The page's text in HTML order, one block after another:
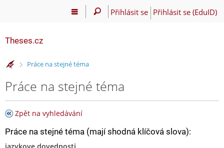
Přihlásit se Přihlásit se (EduID)
Theses.cz
>Práce na stejné téma
Práce na stejné téma
Zpět na vyhledávání
Práce na stejné téma (mají shodná klíčová slova):
jazykove dovednosti